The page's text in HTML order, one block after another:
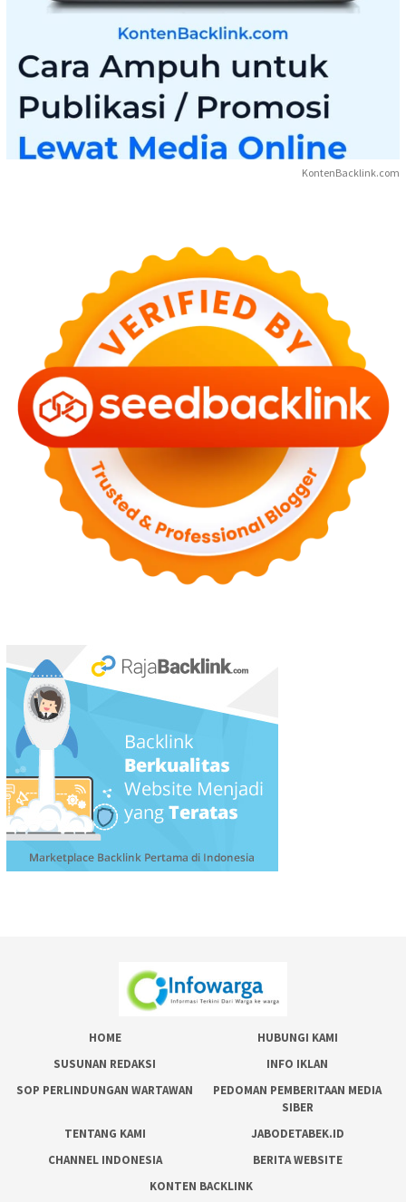
KontenBacklink.com
HOME
HUBUNGI KAMI
SUSUNAN REDAKSI
INFO IKLAN
SOP PERLINDUNGAN WARTAWAN
PEDOMAN PEMBERITAAN MEDIA
SIBER
TENTANG KAMI
JABODETABEK.ID
CHANNEL INDONESIA
BERITA WEBSITE
KONTEN BACKLINK